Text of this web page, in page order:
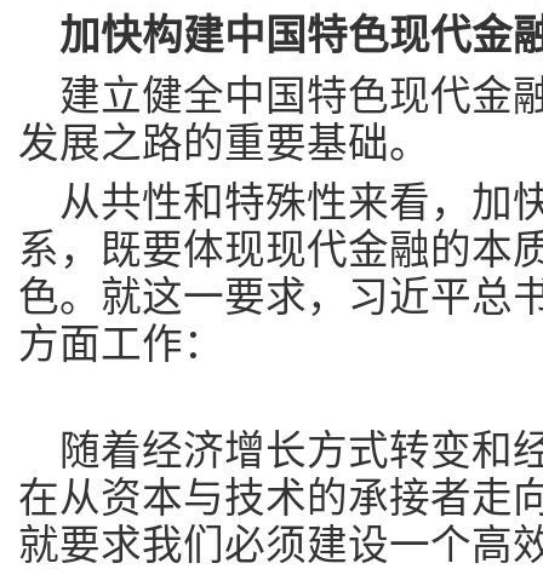
加快构建中国特色现代金
建立健全中国特色现代金
发展之路的重要基础。
从共性和特殊性来看，加
系，既要体现现代金融的本
色。就这一要求，习近平总
方面工作：
随着经济增长方式转变和
在从资本与技术的承接者走
就要求我们必须建设一个高